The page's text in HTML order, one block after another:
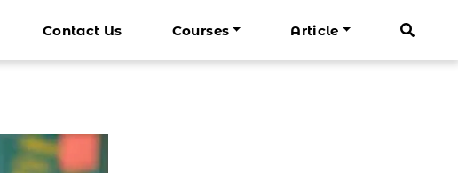
Contact Us Courses
Kursus Mandarin Dewasa
Article